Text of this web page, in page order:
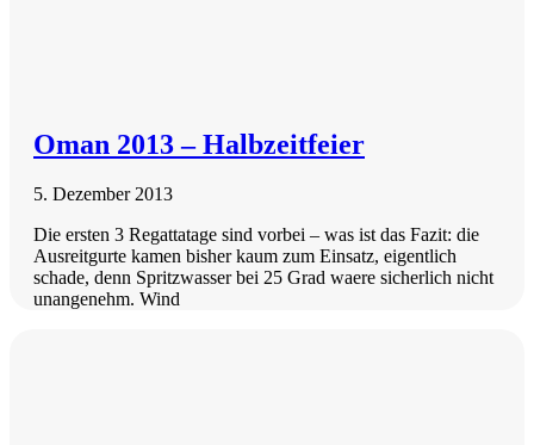
Oman 2013 – Halbzeitfeier
5. Dezember 2013
Die ersten 3 Regattatage sind vorbei – was ist das Fazit: die
Ausreitgurte kamen bisher kaum zum Einsatz, eigentlich
schade, denn Spritzwasser bei 25 Grad waere sicherlich nicht
unangenehm. Wind